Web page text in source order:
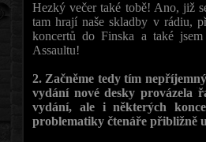
Hezký večer také tobě! Ano, již
tam hrají naše skladby v rádiu,
koncertů do Finska a také
Assaultu!
2. Začněme tedy tím
vydání nové desky provázela
vydání, ale i některých
problematiky čtenáře přibližně